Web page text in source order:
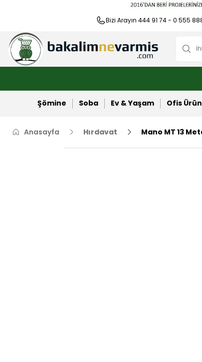
Bizi Arayın 444 91 74 - 0 555
Şömine Soba Ev & Yaşam Ofis
Anasayfa Hırdavat Mano MT 13